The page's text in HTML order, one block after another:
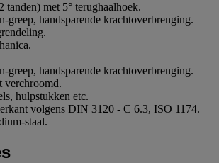
tanden) met 5° terughaalhoek.
greep, handsparende krachtoverbrenging.
greep, handsparende krachtoverbrenging.
verchroomd.
hulpstukken etc.
volgens DIN 3120 - C 6.3, ISO 1174.
staal.